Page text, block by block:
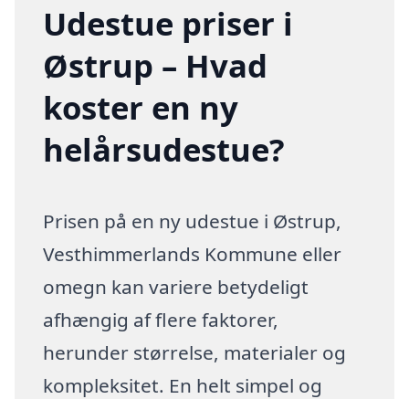
Udestue priser i
Østrup – Hvad
koster en ny
helårsudestue?
Prisen på en ny udestue i Østrup,
Vesthimmerlands Kommune eller
omegn kan variere betydeligt
afhængig af flere faktorer,
herunder størrelse, materialer og
kompleksitet. En helt simpel og